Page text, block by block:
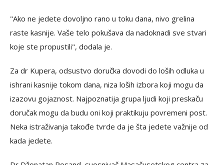
"Ako ne jedete dovoljno rano u toku dana, nivo grelina
raste kasnije. Vaše telo pokušava da nadoknadi sve stvari
koje ste propustili", dodala je.
Za dr Kupera, odsustvo doručka dovodi do loših odluka u
ishrani kasnije tokom dana, niza loših izbora koji mogu da
izazovu gojaznost. Najpoznatija grupa ljudi koji preskaču
doručak mogu da budu oni koji praktikuju povremeni post.
Neka istraživanja takođe tvrde da je šta jedete važnije od
kada jedete.